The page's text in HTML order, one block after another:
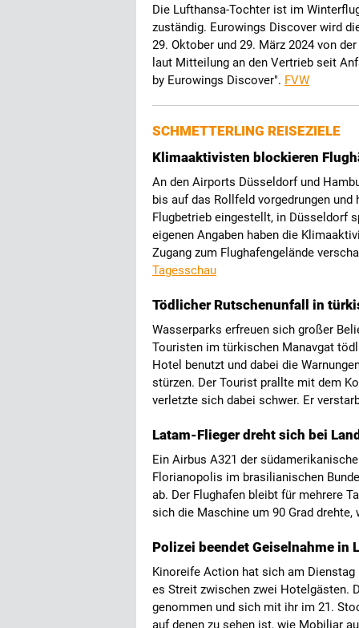
Die Lufthansa-Tochter ist im
zuständig. Eurowings Discover wird
29. Oktober und 29. März 2024 von
laut Mitteilung an den Vertrieb seit
by Eurowings Discover". FVW
SCHMETTERLING REISEZIELE
Klimaaktivisten blockieren
An den Airports Düsseldorf und
bis auf das Rollfeld vorgedrungen
Flugbetrieb eingestellt, in Düsseldorf
eigenen Angaben haben die
Zugang zum Flughafengelände
Tagesschau
Tödlicher Rutschenunfall in
Wasserparks erfreuen sich großer
Touristen im türkischen Manavgat
Hotel benutzt und dabei die
stürzen. Der Tourist prallte mit dem
verletzte sich dabei schwer. Er
Latam-Flieger dreht sich bei
Ein Airbus A321 der
Florianopolis im brasilianischen
ab. Der Flughafen bleibt für mehrere
sich die Maschine um 90 Grad
Polizei beendet Geiselnahme in
Kinoreife Action hat sich am
es Streit zwischen zwei Hotelgästen.
genommen und sich mit ihr im 21.
auf denen zu sehen ist, wie Mobiliar